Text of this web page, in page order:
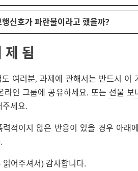
신호가 파란불이라고 했을까?
됨
여러분, 과제에 관해서는 반드시 이
라인 그룹에 공유하세요. 또는 선물 보
세요.
적이지 않은 반응이 있을 경우 아래
어주셔서) 감사합니다.